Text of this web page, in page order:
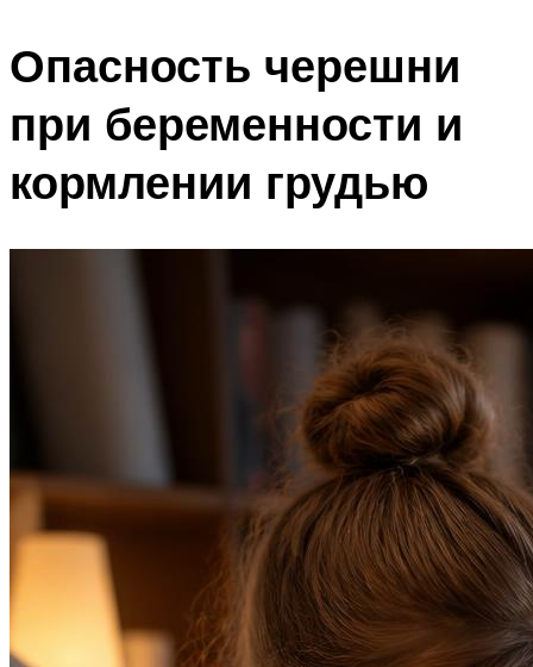
Опасность черешни
при беременности и
кормлении грудью